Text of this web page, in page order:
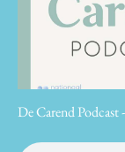
De Carend Podcast